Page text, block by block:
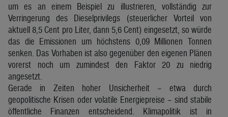
um es an einem Beispiel zu illustrieren, vollständig zur
Verringerung des Dieselprivilegs (steuerlicher Vorteil von
aktuell 8,5 Cent pro Liter, dann 5,6 Cent) eingesetzt, so würde
das die Emissionen um höchstens 0,09 Millionen Tonnen
senken. Das Vorhaben ist also gegenüber den eigenen Plänen
vorerst noch um zumindest den Faktor 20 zu niedrig
angesetzt.
Gerade in Zeiten hoher Unsicherheit – etwa durch
geopolitische Krisen oder volatile Energiepreise – sind stabile
öffentliche Finanzen entscheidend. Klimapolitik ist in